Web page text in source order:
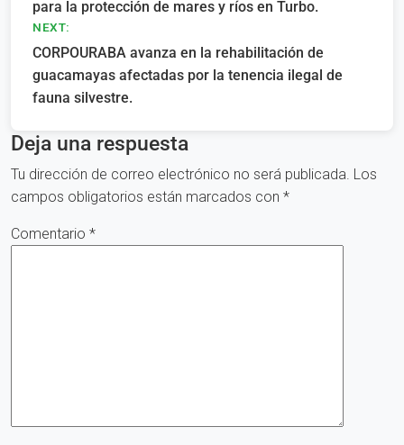
entradas
para la protección de mares y ríos en Turbo.
NEXT:
CORPOURABA avanza en la rehabilitación de
guacamayas afectadas por la tenencia ilegal de
fauna silvestre.
Deja una respuesta
Tu dirección de correo electrónico no será publicada. Los
campos obligatorios están marcados con *
Comentario *